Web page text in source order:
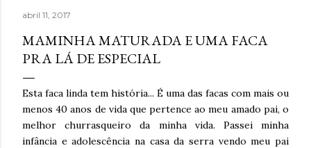
abril 11, 2017
MAMINHA MATURADA E UMA FACA
PRA LÁ DE ESPECIAL
Esta faca linda tem história... É uma das facas com mais ou
menos 40 anos de vida que pertence ao meu amado pai, o
melhor churrasqueiro da minha vida. Passei minha
infância e adolescência na casa da serra vendo meu pai